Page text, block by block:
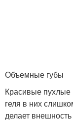
Объемные губы
Красивые пухлые
геля в них
делает